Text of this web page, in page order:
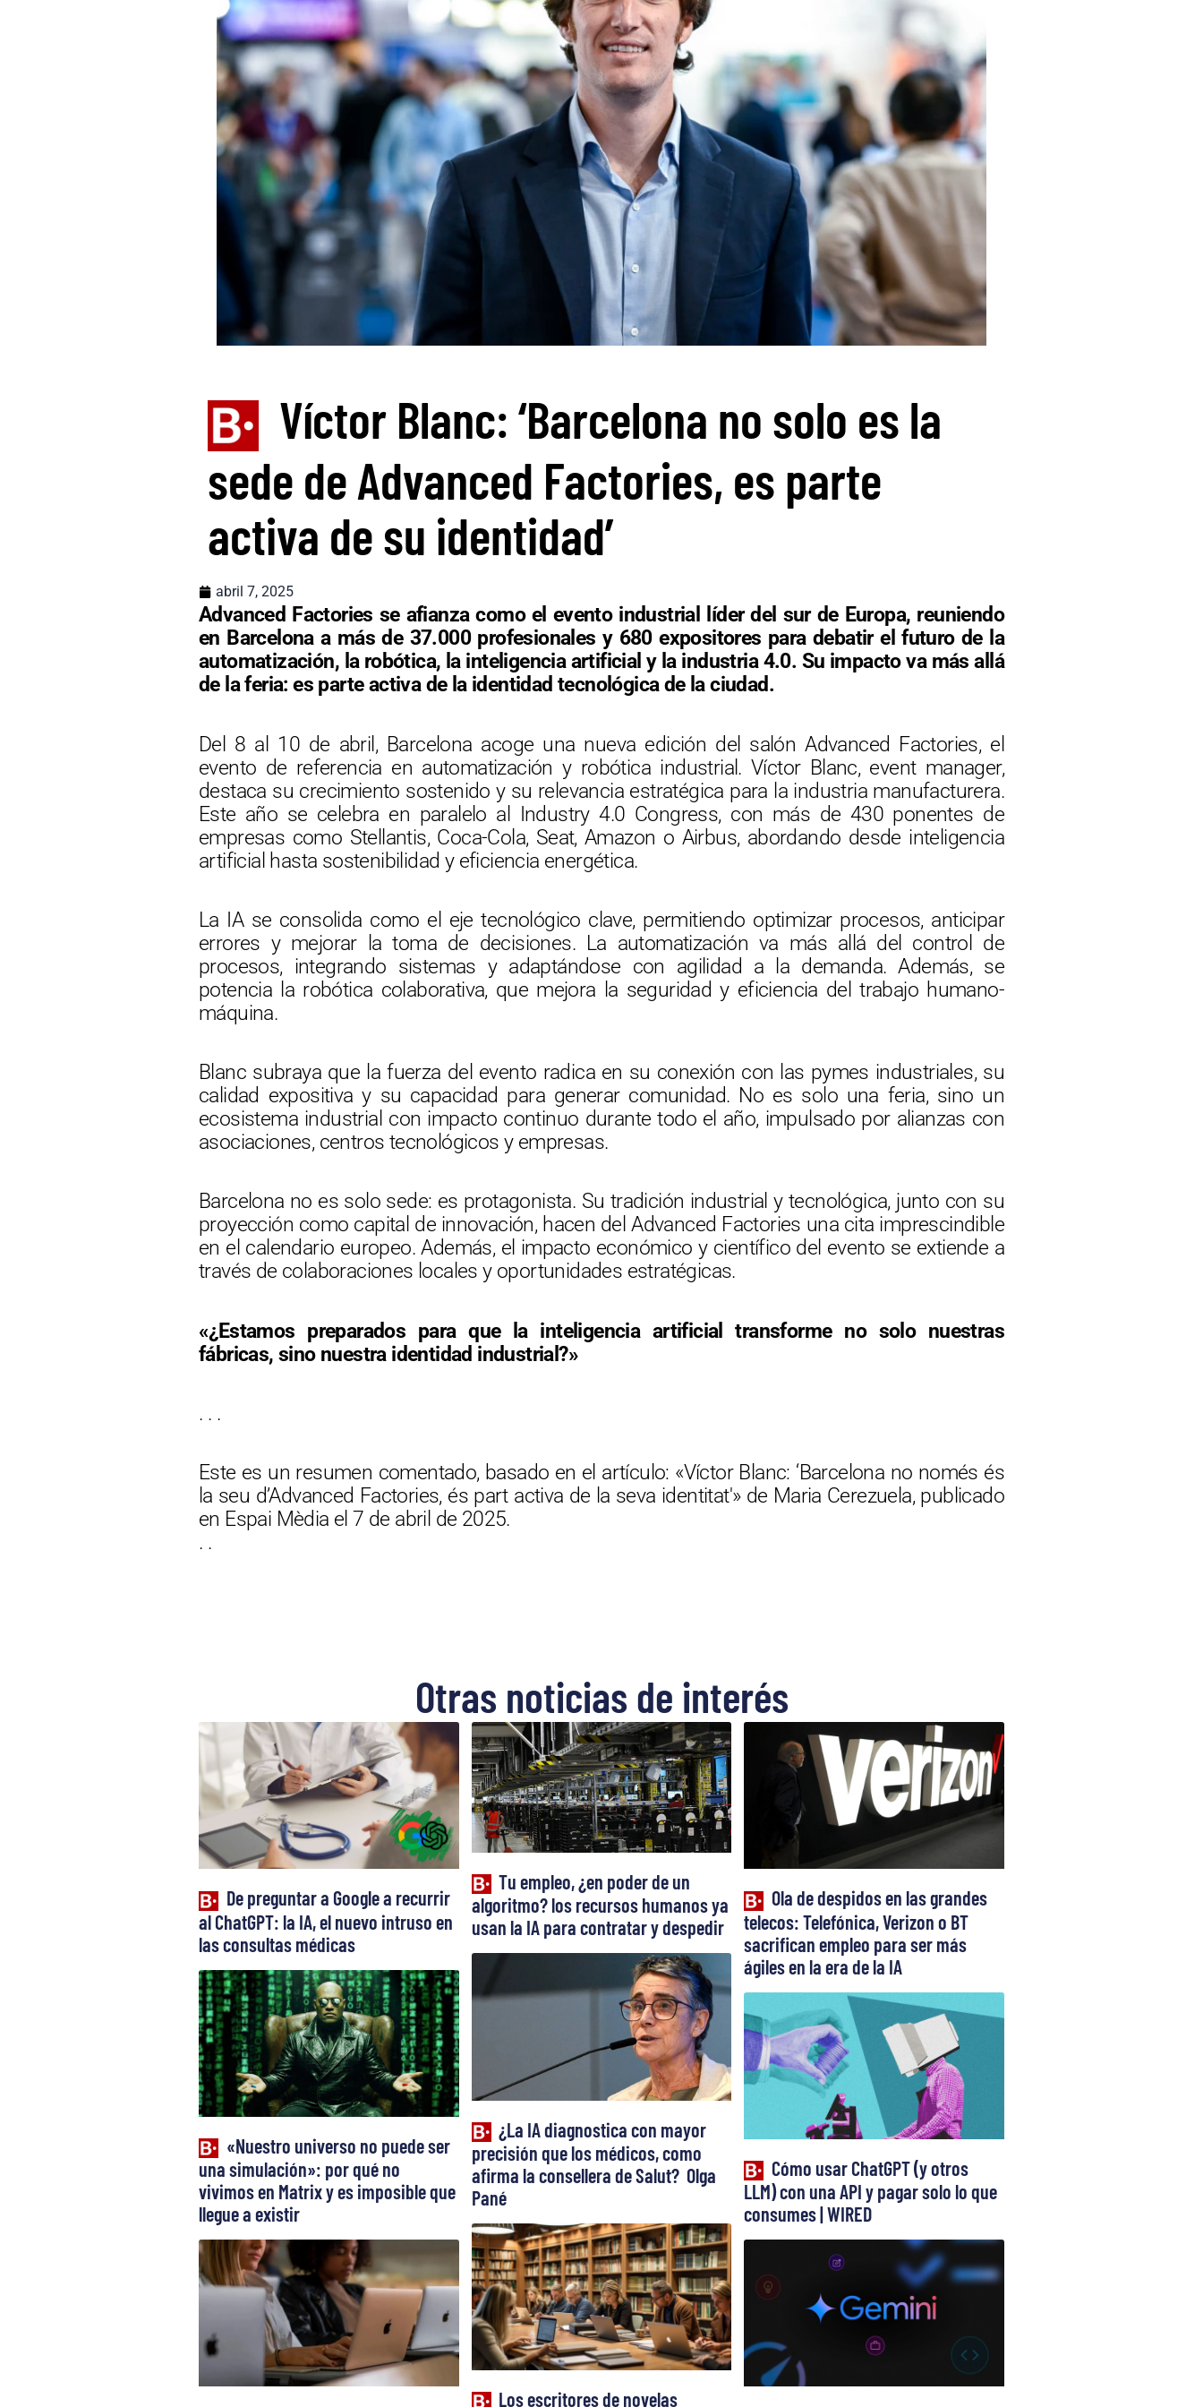
Víctor Blanc: ‘Barcelona no solo es la
sede de Advanced Factories, es parte
activa de su identidad’
abril 7, 2025
Advanced Factories se afianza como el evento industrial líder del sur de Europa, reuniendo
en Barcelona a más de 37.000 profesionales y 680 expositores para debatir el futuro de la
automatización, la robótica, la inteligencia artificial y la industria 4.0. Su impacto va más allá
de la feria: es parte activa de la identidad tecnológica de la ciudad.
Del 8 al 10 de abril, Barcelona acoge una nueva edición del salón Advanced Factories, el
evento de referencia en automatización y robótica industrial. Víctor Blanc, event manager,
destaca su crecimiento sostenido y su relevancia estratégica para la industria manufacturera.
Este año se celebra en paralelo al Industry 4.0 Congress, con más de 430 ponentes de
empresas como Stellantis, Coca-Cola, Seat, Amazon o Airbus, abordando desde inteligencia
artificial hasta sostenibilidad y eficiencia energética.
La IA se consolida como el eje tecnológico clave, permitiendo optimizar procesos, anticipar
errores y mejorar la toma de decisiones. La automatización va más allá del control de
procesos, integrando sistemas y adaptándose con agilidad a la demanda. Además, se
potencia la robótica colaborativa, que mejora la seguridad y eficiencia del trabajo humano-
máquina.
Blanc subraya que la fuerza del evento radica en su conexión con las pymes industriales, su
calidad expositiva y su capacidad para generar comunidad. No es solo una feria, sino un
ecosistema industrial con impacto continuo durante todo el año, impulsado por alianzas con
asociaciones, centros tecnológicos y empresas.
Barcelona no es solo sede: es protagonista. Su tradición industrial y tecnológica, junto con su
proyección como capital de innovación, hacen del Advanced Factories una cita imprescindible
en el calendario europeo. Además, el impacto económico y científico del evento se extiende a
través de colaboraciones locales y oportunidades estratégicas.
«¿Estamos preparados para que la inteligencia artificial transforme no solo nuestras
fábricas, sino nuestra identidad industrial?»
. . .
Este es un resumen comentado, basado en el artículo: «Víctor Blanc: ‘Barcelona no només és
la seu d’Advanced Factories, és part activa de la seva identitat'» de Maria Cerezuela, publicado
en Espai Mèdia el 7 de abril de 2025.
. .
Otras noticias de interés
De preguntar a Google a recurrir
al ChatGPT: la IA, el nuevo intruso en
las consultas médicas
Tu empleo, ¿en poder de un
algoritmo? los recursos humanos ya
usan la IA para contratar y despedir
Ola de despidos en las grandes
telecos: Telefónica, Verizon o BT
sacrifican empleo para ser más
ágiles en la era de la IA
«Nuestro universo no puede ser
una simulación»: por qué no
vivimos en Matrix y es imposible que
llegue a existir
¿La IA diagnostica con mayor
precisión que los médicos, como
afirma la consellera de Salut? Olga
Pané
Cómo usar ChatGPT (y otros
LLM) con una API y pagar solo lo que
consumes | WIRED
Los escritores de novelas